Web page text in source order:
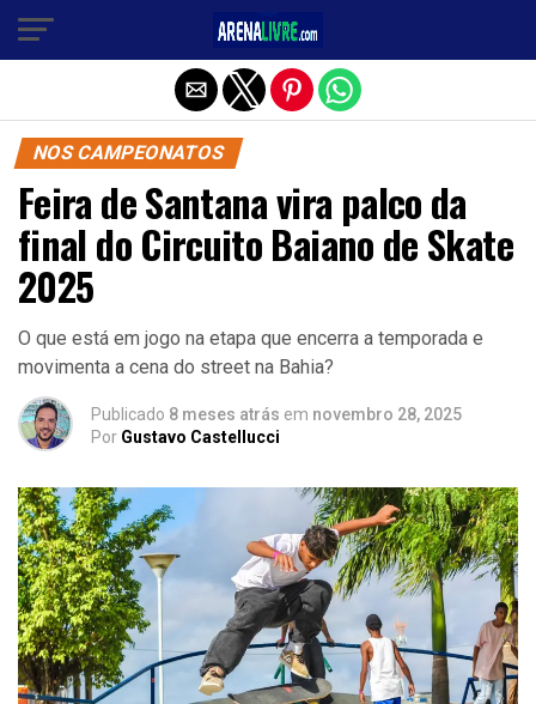
NOS CAMPEONATOS
Feira de Santana vira palco da
final do Circuito Baiano de Skate
2025
O que está em jogo na etapa que encerra a temporada e
movimenta a cena do street na Bahia?
Publicado 8 meses atrás em novembro 28, 2025
Por Gustavo Castellucci
Sair da versão mobile